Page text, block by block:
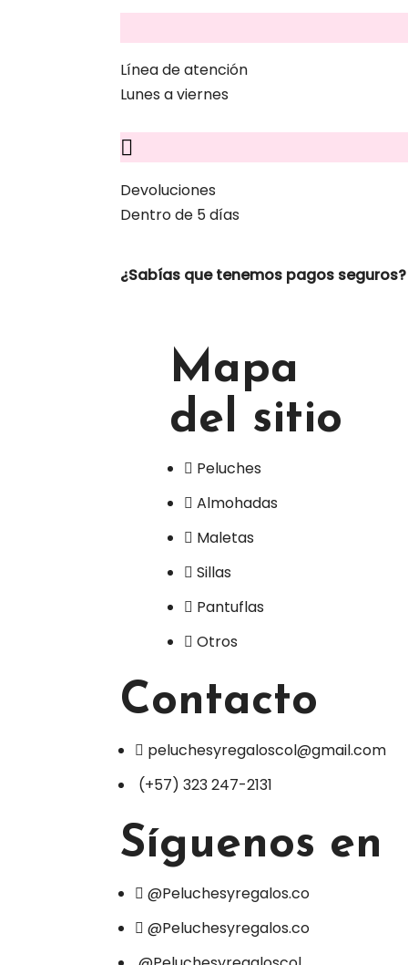
Línea de atención
Lunes a viernes
Devoluciones
Dentro de 5 días
¿Sabías que tenemos pagos seguros?
Mapa
del sitio
Peluches
Almohadas
Maletas
Sillas
Pantuflas
Otros
Contacto
peluchesyregaloscol@gmail.com
(+57) 323 247-2131
Síguenos en
@Peluchesyregalos.co
@Peluchesyregalos.co